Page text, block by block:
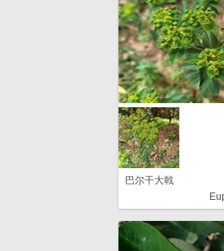
巴尔干大戟